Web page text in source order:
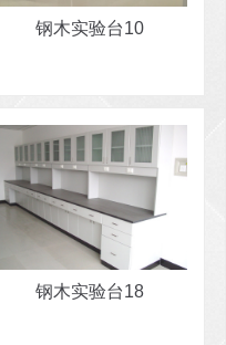
钢木实验台10
钢木实验台18